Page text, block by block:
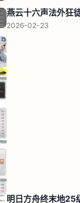
2026-02-23